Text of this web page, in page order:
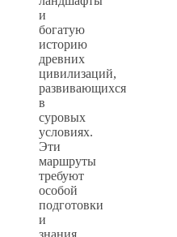
и
богатую
историю
древних
цивилизаций,
развивающихся
в
суровых
условиях.
Эти
маршруты
требуют
особой
подготовки
и
знания